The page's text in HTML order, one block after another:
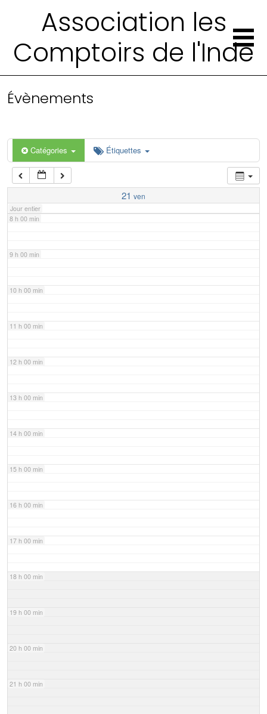
Association les
Comptoirs de l'Inde
Évènements
Catégories Étiquettes
21 ven
Jour entier
4 h 00 min
6 h 00 min
7 h 00 min
8 h 00 min
9 h 00 min
10 h 00 min
11 h 00 min
12 h 00 min
13 h 00 min
14 h 00 min
15 h 00 min
16 h 00 min
17 h 00 min
18 h 00 min
19 h 00 min
20 h 00 min
21 h 00 min